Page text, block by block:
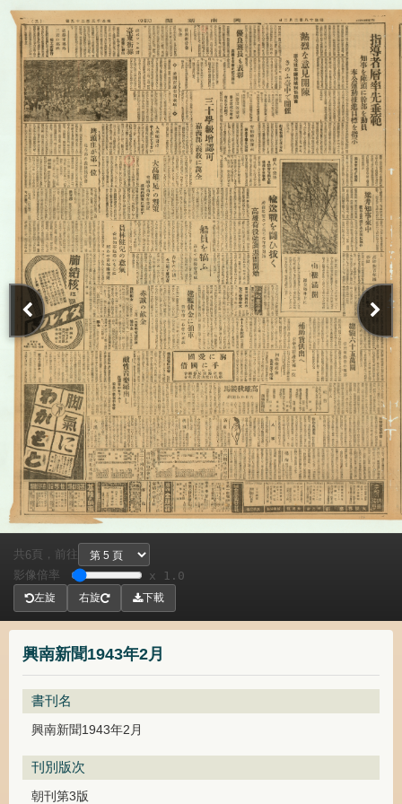
興南新聞1943年2月
書刊名
興南新聞1943年2月
刊別版次
朝刊第3版
共 6頁， 前往
影像倍率
x 1.0
左旋 右旋 下載